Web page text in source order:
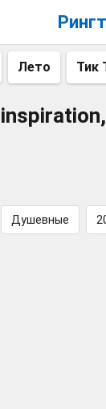
Лето Тик
Душевные